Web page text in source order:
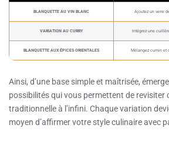
BLANQUETTE AU VIN BLANC Ajoutez un verre
VARIATION AU CURRY Intégrez une
BLANQUETTE AUX ÉPICES ORIENTALES Mélangez cumin et
Ainsi, d’une base simple et maîtrisée,
possibilités qui vous permettent de revisiter
traditionnelle à l’infini. Chaque variation
moyen d’affirmer votre style culinaire avec